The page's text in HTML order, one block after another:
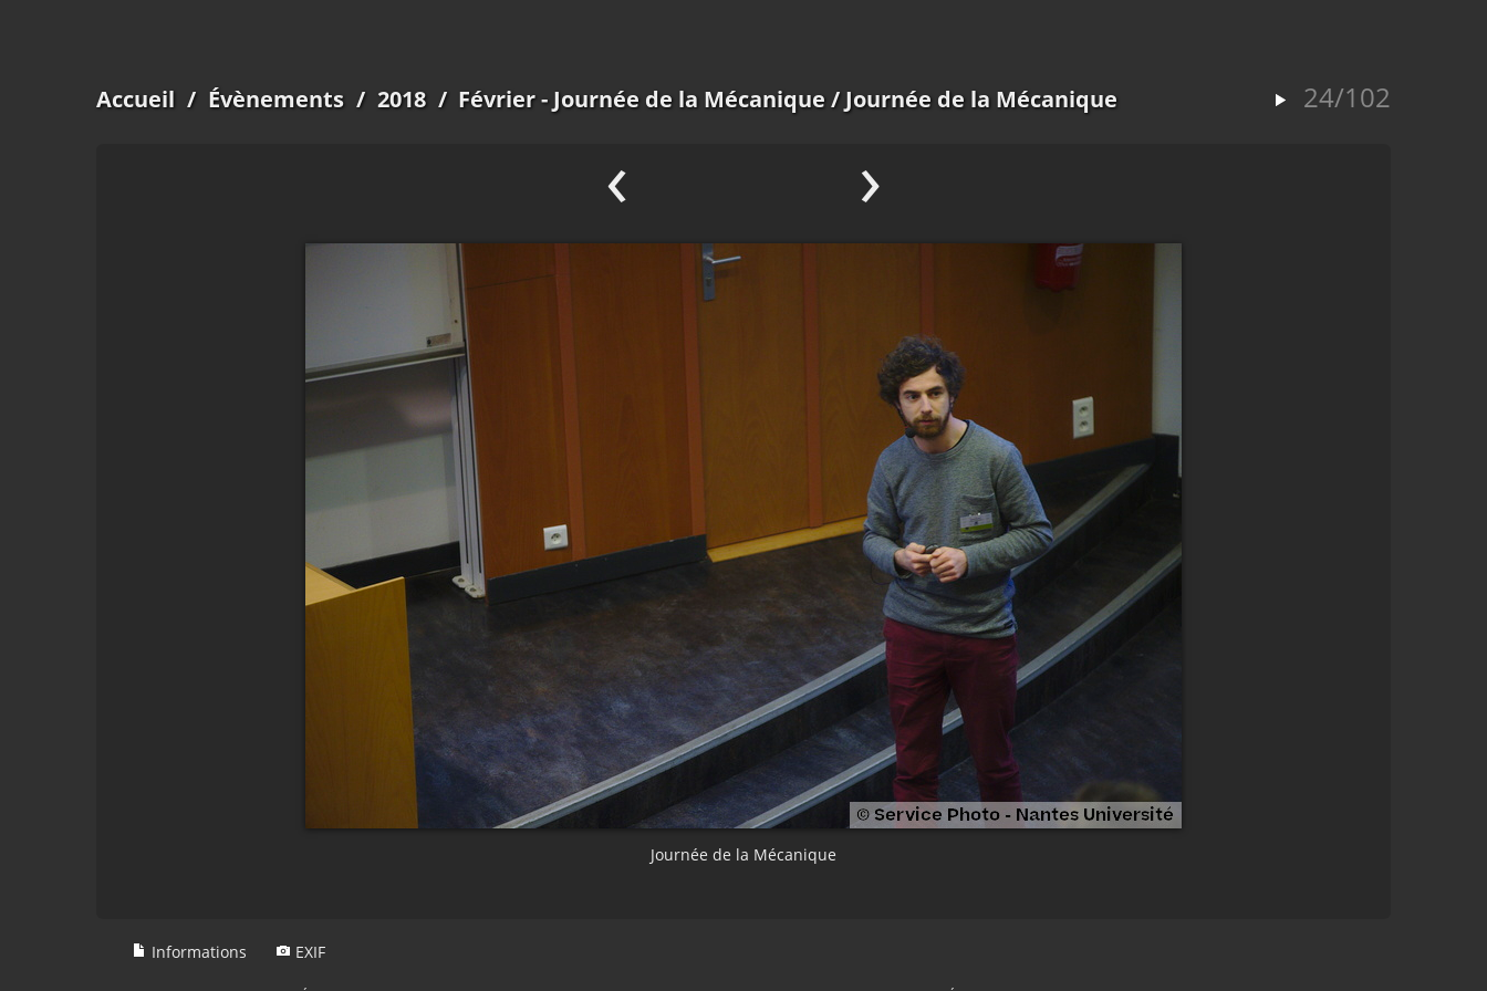
24/102
Accueil / Évènements / 2018 / Février - Journée de la Mécanique/ Journée de la Mécanique
‹ ›
Journée de la Mécanique
Informations EXIF